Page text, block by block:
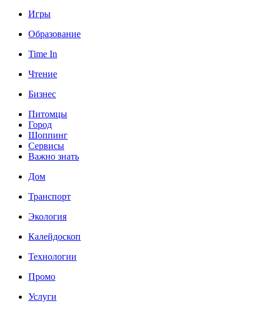
Игры
Образование
Time In
Чтение
Бизнес
Питомцы
Город
Шоппинг
Сервисы
Важно знать
Дом
Транспорт
Экология
Калейдоскоп
Технологии
Промо
Услуги